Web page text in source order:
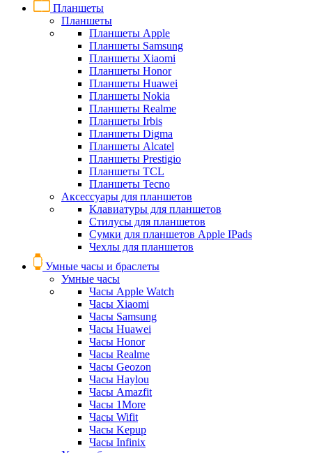
Планшеты
Планшеты
Планшеты Apple
Планшеты Samsung
Планшеты Xiaomi
Планшеты Honor
Планшеты Huawei
Планшеты Nokia
Планшеты Realme
Планшеты Irbis
Планшеты Digma
Планшеты Alcatel
Планшеты Prestigio
Планшеты TCL
Планшеты Tecno
Аксессуары для планшетов
Клавиатуры для планшетов
Стилусы для планшетов
Сумки для планшетов Apple IPads
Чехлы для планшетов
Умные часы и браслеты
Умные часы
Часы Apple Watch
Часы Xiaomi
Часы Samsung
Часы Huawei
Часы Honor
Часы Realme
Часы Geozon
Часы Haylou
Часы Amazfit
Часы 1More
Часы Wifit
Часы Kepup
Часы Infinix